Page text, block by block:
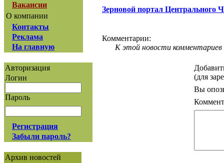
Вакансии
О компании
Контакты
Реклама
На главную
Авторизация
Логин
Пароль
Регистрация
Забыли пароль?
Архив новостей
Зерновой портал Центрального
Комментарии:
К этой новости комментариев
(для
Вы